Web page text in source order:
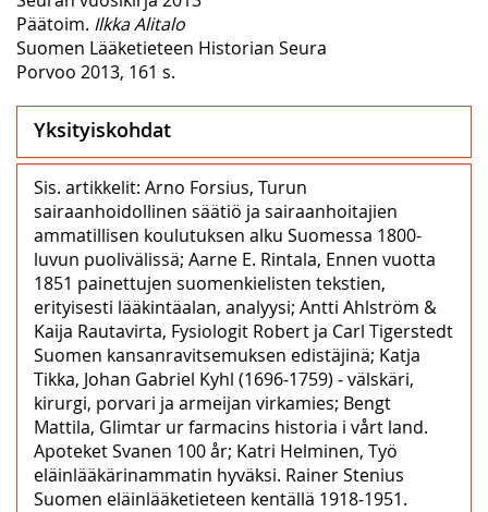
Päätoim. Ilkka Alitalo
Suomen Lääketieteen Historian Seura
Porvoo 2013, 161 s.
Yksityiskohdat
Sis. artikkelit: Arno Forsius, Turun
sairaanhoidollinen säätiö ja sairaanhoitajien
ammatillisen koulutuksen alku Suomessa 1800-
luvun puolivälissä; Aarne E. Rintala, Ennen vuotta
1851 painettujen suomenkielisten tekstien,
erityisesti lääkintäalan, analyysi; Antti Ahlström &
Kaija Rautavirta, Fysiologit Robert ja Carl Tigerstedt
Suomen kansanravitsemuksen edistäjinä; Katja
Tikka, Johan Gabriel Kyhl (1696‒1759) ‒ välskäri,
kirurgi, porvari ja armeijan virkamies; Bengt
Mattila, Glimtar ur farmacins historia i vårt land.
Apoteket Svanen 100 år; Katri Helminen, Työ
eläinlääkärinammatin hyväksi. Rainer Stenius
Suomen eläinlääketieteen kentällä 1918‒1951.